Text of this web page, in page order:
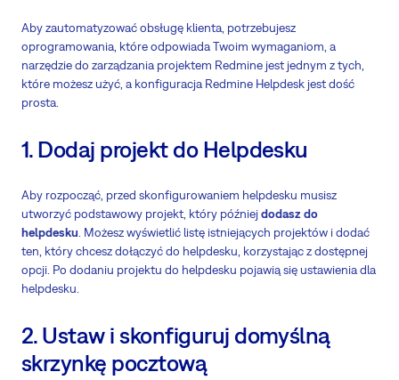
Aby zautomatyzować obsługę klienta, potrzebujesz
oprogramowania, które odpowiada Twoim wymaganiom, a
narzędzie do zarządzania projektem Redmine jest jednym z tych,
które możesz użyć, a konfiguracja Redmine Helpdesk jest dość
prosta.
1. Dodaj projekt do Helpdesku
Aby rozpocząć, przed skonfigurowaniem helpdesku musisz
utworzyć podstawowy projekt, który późniejdodasz do
helpdesku . Możesz wyświetlić listę istniejących projektów i dodać
ten, który chcesz dołączyć do helpdesku, korzystając z dostępnej
opcji. Po dodaniu projektu do helpdesku pojawią się ustawienia dla
helpdesku.
2. Ustaw i skonfiguruj domyślną
skrzynkę pocztową